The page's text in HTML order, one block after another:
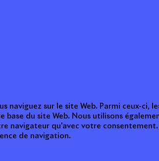
sur le site Web. Parmi ceux-ci,
du site Web. Nous utilisons
navigateur qu'avec votre
de navigation.